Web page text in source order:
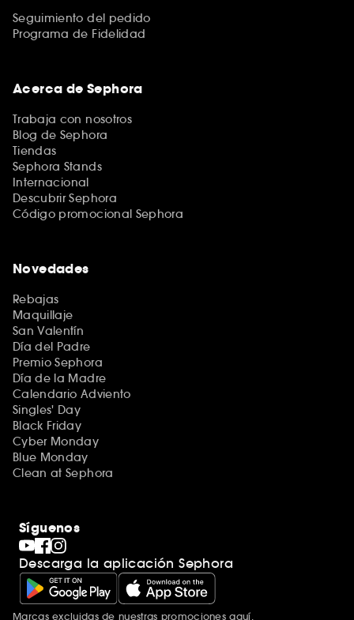
Seguimiento del pedido
Programa de Fidelidad
Acerca de Sephora
Trabaja con nosotros
Blog de Sephora
Tiendas
Sephora Stands
Internacional
Descubrir Sephora
Código promocional Sephora
Novedades
Rebajas
Maquillaje
San Valentín
Día del Padre
Premio Sephora
Día de la Madre
Calendario Adviento
Singles' Day
Black Friday
Cyber Monday
Blue Monday
Clean at Sephora
Síguenos
Descarga la aplicación Sephora
Marcas excluidas de nuestras promocionesaquí